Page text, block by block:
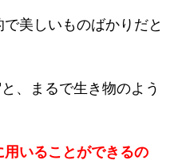
美しいものばかりだと
、まるで生き物のよう
いることができるの